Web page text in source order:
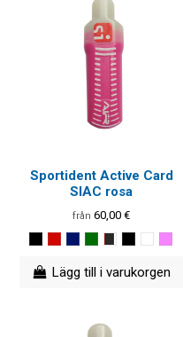
Sportident Active Card
SIAC rosa
från60,00 €
Lägg till i varukorgen